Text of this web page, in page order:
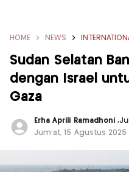
HOME NEWS
Sudan Selatan
dengan Israel
Gaza
Erha Aprili Ramadhoni,
Jum'at, 15 Agustus 2025